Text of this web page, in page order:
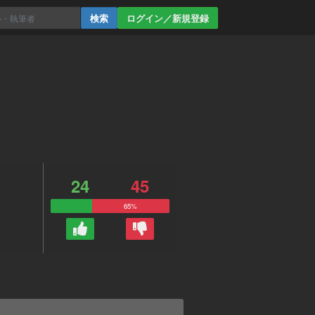
ログイン／新規登録
24 45
65%